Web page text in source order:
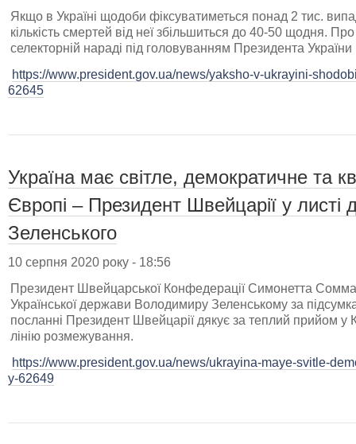
Якщо в Україні щодоби фіксуватиметься понад 2 тис.
кількість смертей від неї збільшиться до 40-50 щодня.
селекторній нараді під головуванням Президента
https://www.president.gov.ua/news/yaksho-v-ukrayini-
62645
Україна має світле, демократичне та
Європі – Президент Швейцарії у
Зеленського
10 серпня 2020 року - 18:56
Президент Швейцарської Конфедерації Симонетта
Української держави Володимиру Зеленському за
посланні Президент Швейцарії дякує за теплий прийом у
лінію розмежування.
https://www.president.gov.ua/news/ukrayina-maye-svitle-
y-62649